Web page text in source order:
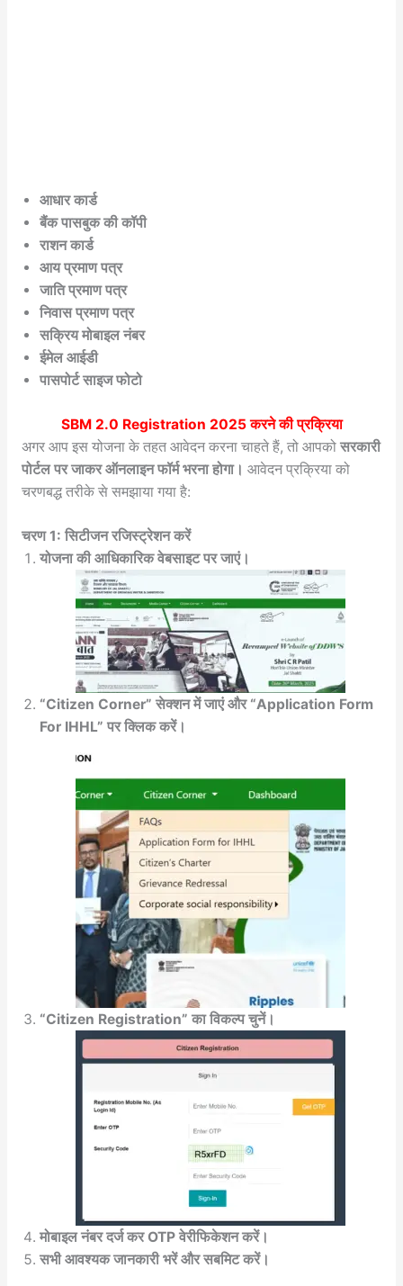
आधार कार्ड
बैंक पासबुक की कॉपी
राशन कार्ड
आय प्रमाण पत्र
जाति प्रमाण पत्र
निवास प्रमाण पत्र
सक्रिय मोबाइल नंबर
ईमेल आईडी
पासपोर्ट साइज फोटो
SBM 2.0 Registration 2025करने की प्रक्रिया
अगर आप इस योजना के तहत आवेदन करना चाहते हैं, तो आपको सरकारी
पोर्टल पर जाकर ऑनलाइन फॉर्म भरना होगा। आवेदन प्रक्रिया को
चरणबद्ध तरीके से समझाया गया है:
चरण 1: सिटीजन रजिस्ट्रेशन करें
योजना की आधिकारिक वेबसाइट पर जाएं।
“Citizen Corner” सेक्शन में जाएं और “Application Form
For IHHL” पर क्लिक करें।
“Citizen Registration” का विकल्प चुनें।
मोबाइल नंबर दर्ज कर OTP वेरीफिकेशन करें।
सभी आवश्यक जानकारी भरें और सबमिट करें।